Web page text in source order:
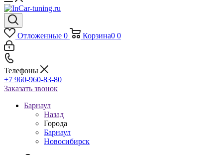
Отложенные 0 Корзина0 0
Телефоны
+7 960-960-83-80
Заказать звонок
Барнаул
Назад
Города
Барнаул
Новосибирск